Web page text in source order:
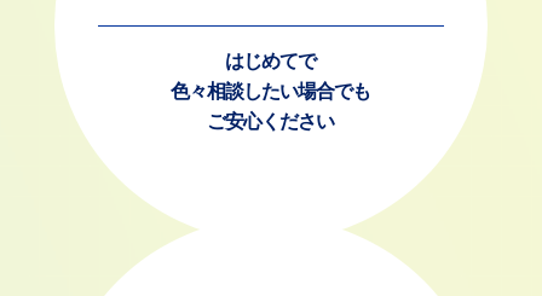
はじめてで
色々相談したい場合でも
ご安心ください